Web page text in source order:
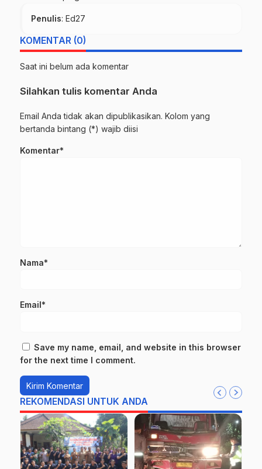
Penulis: Ed27
KOMENTAR (0)
Saat ini belum ada komentar
Silahkan tulis komentar Anda
Email Anda tidak akan dipublikasikan. Kolom yang
bertanda bintang (*) wajib diisi
Komentar*
Nama*
Email*
Save my name, email, and website in this browser
for the next time I comment.
REKOMENDASI UNTUK ANDA